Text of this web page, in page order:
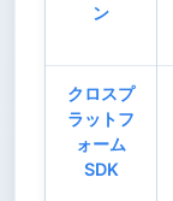
ン
クロスプ
ラットフ
ォーム
SDK